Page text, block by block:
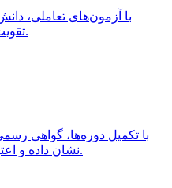
با آزمون‌های تعاملی،
تقویت کرده و پیشرفتتان را پیگیری کنید.
با تکمیل دوره‌ها، گواهی
نشان داده و اعتبار پورتفولیوی خود را افزایش دهید.